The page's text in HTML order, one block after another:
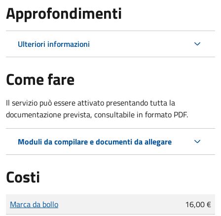
Approfondimenti
Ulteriori informazioni
Come fare
Il servizio può essere attivato presentando tutta la
documentazione prevista, consultabile in formato PDF.
Moduli da compilare e documenti da allegare
Costi
Tipo di pagamento
Importo
Marca da bollo 16,00 €